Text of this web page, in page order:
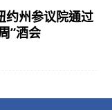
约州参议院通过
”酒会